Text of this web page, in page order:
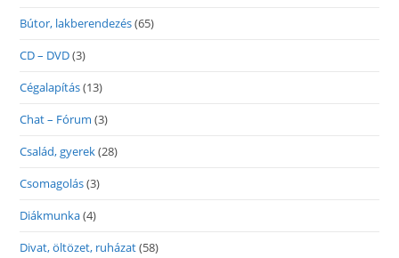
Bútor, lakberendezés(65)
CD – DVD(3)
Cégalapítás(13)
Chat – Fórum (3)
Család, gyerek(28)
Csomagolás(3)
Diákmunka(4)
Divat, öltözet, ruházat(58)